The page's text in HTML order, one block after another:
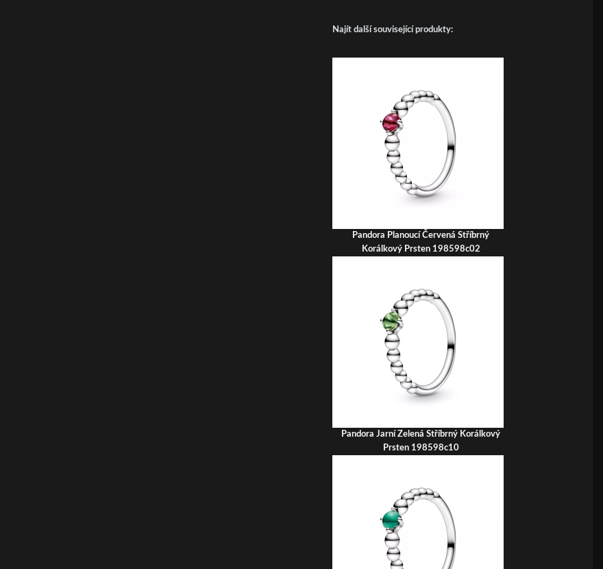
Najít další související produkty:
Pandora Planoucí Červená Stříbrný
Korálkový Prsten 198598c02
Pandora Jarní Zelená Stříbrný Korálkový
Prsten 198598c10